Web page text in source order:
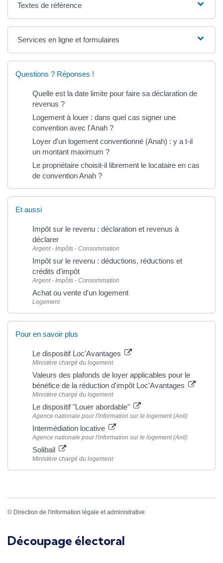
Textes de référence
Services en ligne et formulaires
Questions ? Réponses !
Quelle est la date limite pour faire sa déclaration de
revenus ?
Logement à louer : dans quel cas signer une
convention avec l'Anah ?
Loyer d'un logement conventionné (Anah) : y a t-il
un montant maximum ?
Le propriétaire choisit-il librement le locataire en cas
de convention Anah ?
Et aussi
Impôt sur le revenu : déclaration et revenus à
déclarer
Argent - Impôts - Consommation
Impôt sur le revenu : déductions, réductions et
crédits d'impôt
Argent - Impôts - Consommation
Achat ou vente d'un logement
Logement
Pour en savoir plus
Le dispositif Loc'Avantages
Ministère chargé du logement
Valeurs des plafonds de loyer applicables pour le
bénéfice de la réduction d'impôt Loc'Avantages
Ministère chargé du logement
Le dispositif "Louer abordable"
Agence nationale pour l'information sur le logement (Anil)
Intermédiation locative
Agence nationale pour l'information sur le logement (Anil)
Solibail
Ministère chargé du logement
© Direction de l'information légale et administrative
Découpage électoral